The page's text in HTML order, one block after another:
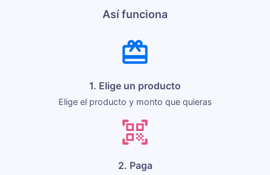
Así funciona
1. Elige un producto
Elige el producto y monto que quieras
2. Paga